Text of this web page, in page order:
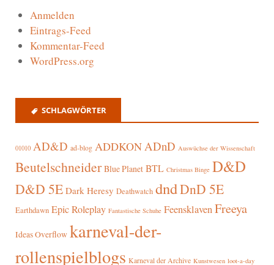
Anmelden
Eintrags-Feed
Kommentar-Feed
WordPress.org
SCHLAGWÖRTER
01010 AD&D ad-blog ADDKONADnD Auswüchse der Wissenschaft
Beutelschneider Blue Planet BTL Christmas Binge D&D
D&D 5E Dark Heresy Deathwatch dndDnD 5E
Earthdawn Epic Roleplay Fantastische Schuhe FeensklavenFreeya
Ideas Overflow karneval-der-
rollenspielblogs Karneval der Archive Kunstwesen loot-a-day